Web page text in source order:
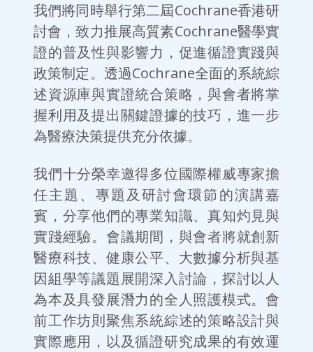
我們將同時舉行第二屆Cochrane香港研
討會，致力推展高質素Cochrane醫學實
證的普及性與影響力，促進循證實踐與
政策制定。透過Cochrane全面的系統綜
述資源庫與實證統合策略，與會者將掌
握利用及提出關鍵證據的技巧，進一步
為醫療決策提供充分依據。
我們十分榮幸邀得多位國際權威專家擔
任主題、專題及研討會環節的演講嘉
賓，分享他們的專業知識、真知灼見與
實踐經驗。會議期間，與會者將就創新
醫療科技、健康公平、大數據分析與基
因組學等議題展開深入討論，探討以人
為本及具發展潛力的全人照護模式。會
前工作坊則聚焦系統綜述的策略設計與
實際應用，以及循證研究成果的有效運